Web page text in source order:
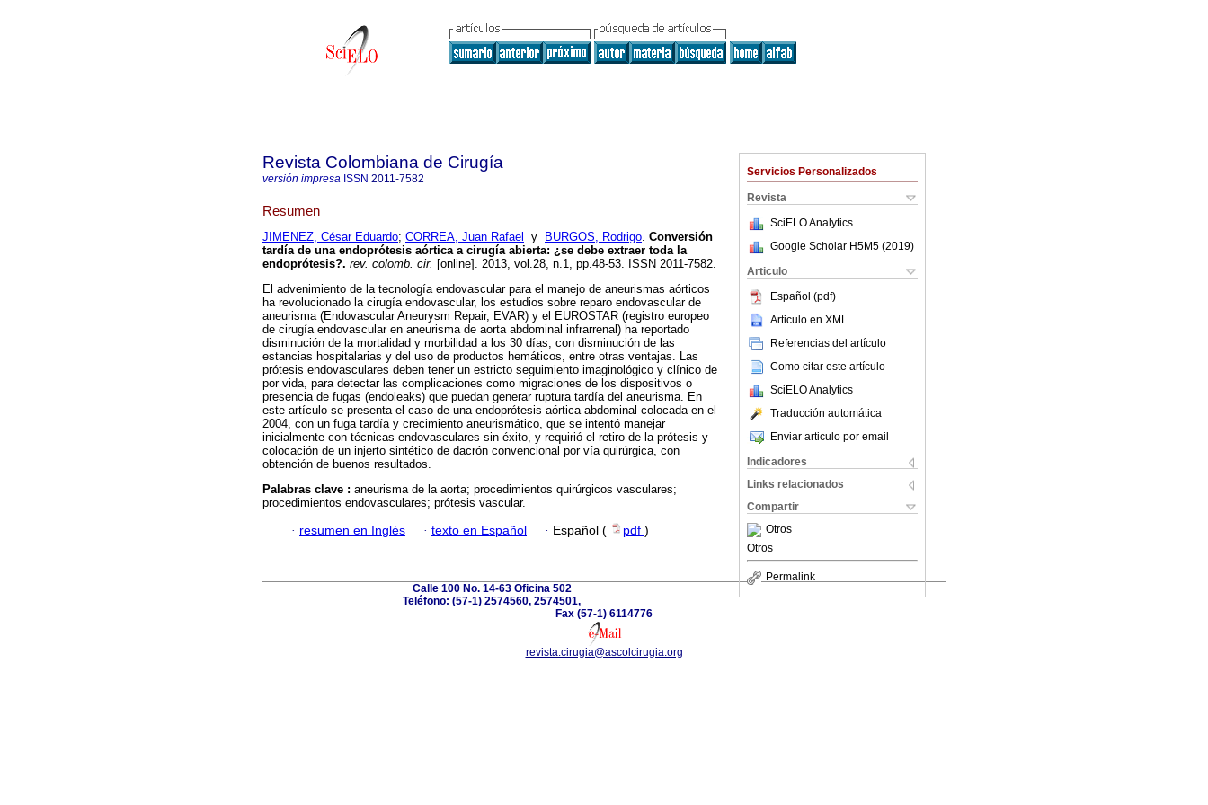
Servicios Personalizados
Revista
SciELO Analytics
Google Scholar H5M5 (2019)
Articulo
Español (pdf)
Articulo en XML
Referencias del artículo
Como citar este artículo
SciELO Analytics
Traducción automática
Enviar articulo por email
Indicadores
Links relacionados
Compartir
Otros
Otros
Permalink
Revista Colombiana de Cirugía
versión impresa ISSN 2011-7582
Resumen
JIMENEZ, César Eduardo; CORREA, Juan Rafael y BURGOS, Rodrigo. Conversión
tardía de una endoprótesis aórtica a cirugía abierta: ¿se debe extraer toda la
endoprótesis?. rev. colomb. cir. [online]. 2013, vol.28, n.1, pp.48-53. ISSN 2011-7582.
El advenimiento de la tecnología endovascular para el manejo de aneurismas aórticos
ha revolucionado la cirugía endovascular, los estudios sobre reparo endovascular de
aneurisma (Endovascular Aneurysm Repair, EVAR) y el EUROSTAR (registro europeo
de cirugía endovascular en aneurisma de aorta abdominal infrarrenal) ha reportado
disminución de la mortalidad y morbilidad a los 30 días, con disminución de las
estancias hospitalarias y del uso de productos hemáticos, entre otras ventajas. Las
prótesis endovasculares deben tener un estricto seguimiento imaginológico y clínico de
por vida, para detectar las complicaciones como migraciones de los dispositivos o
presencia de fugas (endoleaks) que puedan generar ruptura tardía del aneurisma. En
este artículo se presenta el caso de una endoprótesis aórtica abdominal colocada en el
2004, con un fuga tardía y crecimiento aneurismático, que se intentó manejar
inicialmente con técnicas endovasculares sin éxito, y requirió el retiro de la prótesis y
colocación de un injerto sintético de dacrón convencional por vía quirúrgica, con
obtención de buenos resultados.
Palabras clave : aneurisma de la aorta; procedimientos quirúrgicos vasculares;
procedimientos endovasculares; prótesis vascular.
· resumen en Inglés · texto en Español · Español ( pdf )
Calle 100 No. 14-63 Oficina 502
Teléfono: (57-1) 2574560, 2574501,
Fax (57-1) 6114776
revista.cirugia@ascolcirugia.org